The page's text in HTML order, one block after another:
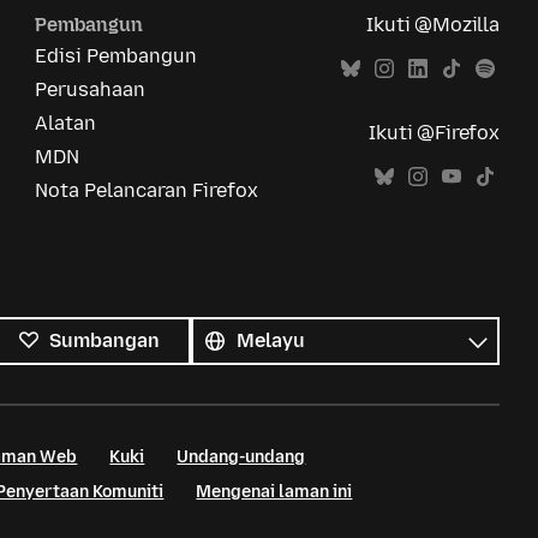
Pembangun
Edisi Pembangun
Perusahaan
Alatan
MDN
Nota Pelancaran Firefox
Ikuti @Mozilla
Ikuti @Firefox
Sumbangan
bahasa
Bahasa
Web Kuki
Undang-undang
Komuniti
Mengenai laman ini